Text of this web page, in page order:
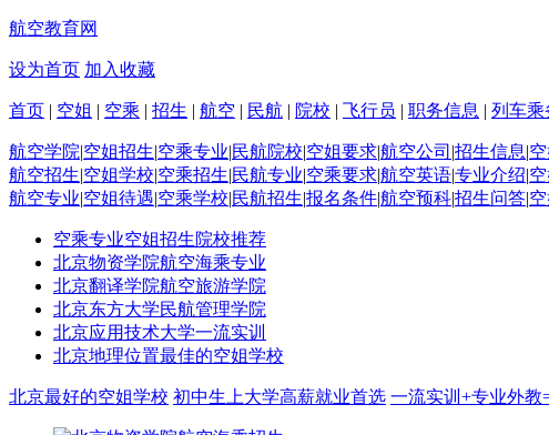
航空教育网
设为首页 加入收藏
首页 | 空姐 | 空乘 | 招生 | 航空 | 民航 | 院校 | 飞行员 | 职务信息 | 列车乘
航空学院|空姐招生|空乘专业|民航院校|空姐要求|航空公司 |招生信息|
航空招生|空姐学校|空乘招生|民航专业|空乘要求|航空英语|专业介绍|
航空专业|空姐待遇|空乘学校|民航招生|报名条件|航空预科|招生问答|
空乘专业空姐招生院校推荐
北京物资学院航空海乘专业
北京翻译学院航空旅游学院
北京东方大学民航管理学院
北京应用技术大学一流实训
北京地理位置最佳的空姐学校
北京最好的空姐学校 初中生上大学高薪就业首选 一流实训+专业外教